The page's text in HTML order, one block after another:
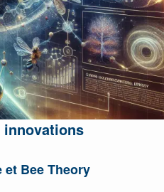
Bee Theory